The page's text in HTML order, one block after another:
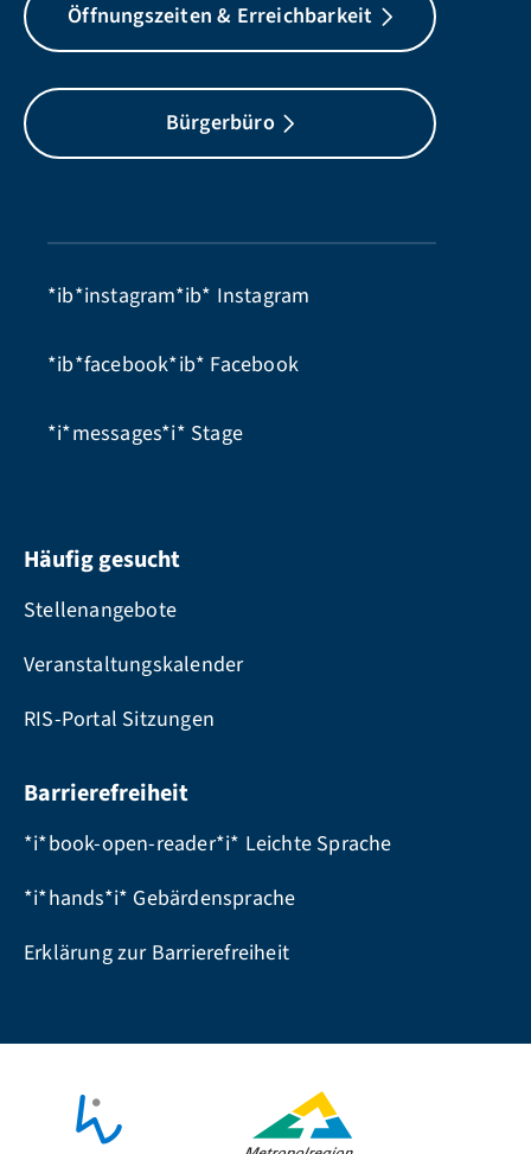
Öffnungszeiten & Erreichbarkeit
Bürgerbüro
*ib*instagram*ib* Instagram
*ib*facebook*ib* Facebook
*i*messages*i* Stage
Häufig gesucht
Stellenangebote
Veranstaltungskalender
RIS-Portal Sitzungen
Barrierefreiheit
*i*book-open-reader*i* Leichte Sprache
*i*hands*i* Gebärdensprache
Erklärung zur Barrierefreiheit